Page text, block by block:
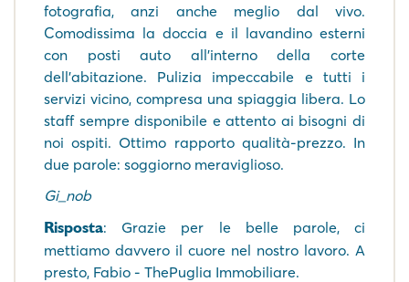
fotografia, anzi anche meglio dal vivo.
Comodissima la doccia e il lavandino esterni
con posti auto all'interno della corte
dell'abitazione. Pulizia impeccabile e tutti i
servizi vicino, compresa una spiaggia libera. Lo
staff sempre disponibile e attento ai bisogni di
noi ospiti. Ottimo rapporto qualità-prezzo. In
due parole: soggiorno meraviglioso.
Gi_nob
Risposta: Grazie per le belle parole, ci
mettiamo davvero il cuore nel nostro lavoro. A
presto, Fabio - ThePuglia Immobiliare.